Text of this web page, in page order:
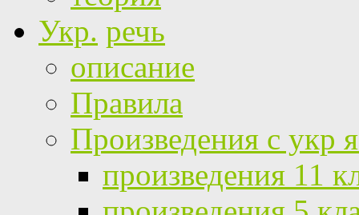
Укр. речь
описание
Правила
Произведения с укр
произведения 11